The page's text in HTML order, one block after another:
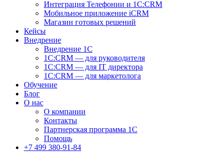
Интеграция Телефонии и 1C:CRM
Мобильное приложение iCRM
Магазин готовых решений
Кейсы
Внедрение
Внедрение 1C
1С:CRM — для руководителя
1С:CRM — для IT директора
1С:CRM — для маркетолога
Обучение
Блог
О нас
О компании
Контакты
Партнерская программа 1С
Помощь
+7 499 380-91-84